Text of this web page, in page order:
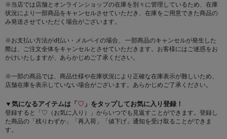
※当店では店舗とオンラインショップの在庫を別々に管理しているため、在庫
状況により一部商品をキャンセルさせていただき、在庫をご用意できた商品の
み発送させていただく場合がございます。
※お支払い方法がd払い・メルペイの場合、 一部商品のキャンセルが発生した
際は、ご注文全体をキャンセルとさせていただきます。お客様にはご迷惑をお
かけいたしますが、あらかじめご了承ください。
※一部の商品では、商品仕様や在庫状況により正確な在庫表示が難しいため、
店舗在庫を表示していない場合がございます。あらかじめご了承ください。
▼気になるアイテムは「♡ 」をタップしてお気に入り登録！
登録すると「♡（お気に入り）」からいつでも見返すことができます。登録し
た商品の「残りわずか」「再入荷」「値下げ」通知を受け取ることができま
す。